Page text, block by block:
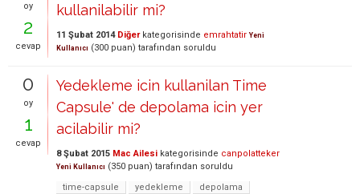
oy
2
cevap
kullanilabilir mi?
11 Şubat 2014 Diğerkategorisinde emrahtatir Yeni
Kullanıcı (300 puan) tarafından soruldu
0
oy
1
cevap
Yedekleme icin kullanilan Time
Capsule' de depolama icin yer
acilabilir mi?
8 Şubat 2015 Mac Ailesi kategorisinde canpolatteker
Yeni Kullanıcı (350 puan) tarafından soruldu
time-capsule
yedekleme depolama